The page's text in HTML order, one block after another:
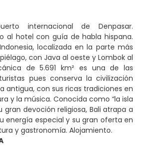
internacional de Denpasar.
al hotel con guía de habla hispana.
localizada en la parte más
con Java al oeste y Lombok al
de 5.691 km² es una de las
pues conserva la civilización
antigua, con sus ricas tradiciones en
y la música. Conocida como “la isla
gran devoción religiosa, Bali atrapa a
energía especial y su gran oferta en
y gastronomía. Alojamiento.